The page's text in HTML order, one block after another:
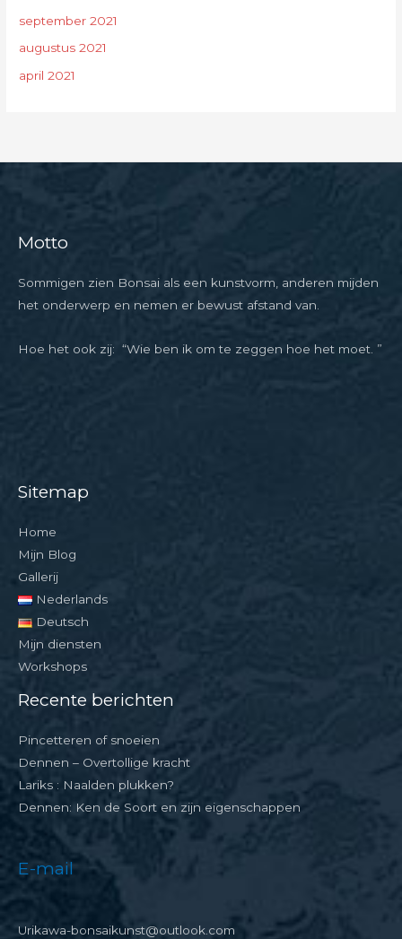
september 2021
augustus 2021
april 2021
Motto
Sommigen zien Bonsai als een kunstvorm, anderen mijden
het onderwerp en nemen er bewust afstand van.
Hoe het ook zij: “Wie ben ik om te zeggen hoe het moet. ”
Sitemap
Home
Mijn Blog
Gallerij
Nederlands
Deutsch
Mijn diensten
Workshops
Recente berichten
Pincetteren of snoeien
Dennen – Overtollige kracht
Lariks : Naalden plukken?
Dennen: Ken de Soort en zijn eigenschappen
E-mail
Urikawa-bonsaikunst@outlook.com